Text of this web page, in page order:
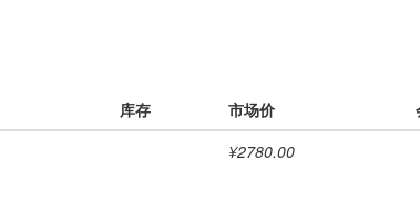
库存 市场价
¥2780.00